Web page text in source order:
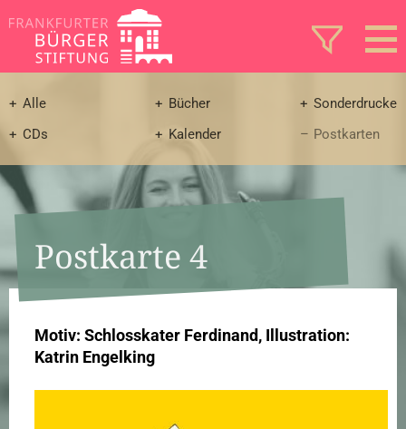
Alle Bücher
Sonderdrucke
CDs
Kalender Postkarten
Postkarte 4
Motiv: Schlosskater Ferdinand, Illustration:
Katrin Engelking